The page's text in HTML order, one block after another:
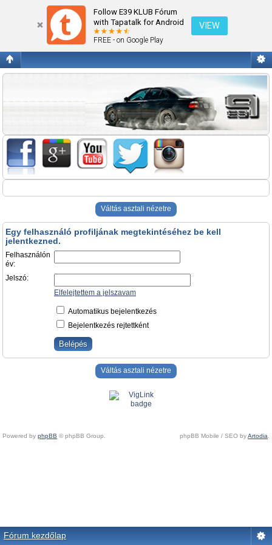
Follow E39 KLUB Fórum
with Tapatalk for Android
FREE - on Google Play
VIEW
Belépés
Váltás asztali nézetre
Egy felhasználó profiljának megtekintéséhez be kell
jelentkezned.
Felhasználón
év:
Jelszó:
Elfelejtettem a jelszavam
Automatikus bejelentkezés
Bejelentkezés rejtettként
Váltás asztali nézetre
Powered by phpBB © phpBB Group. phpBB Mobile / SEO byArtodia.
Fórum kezdőlap